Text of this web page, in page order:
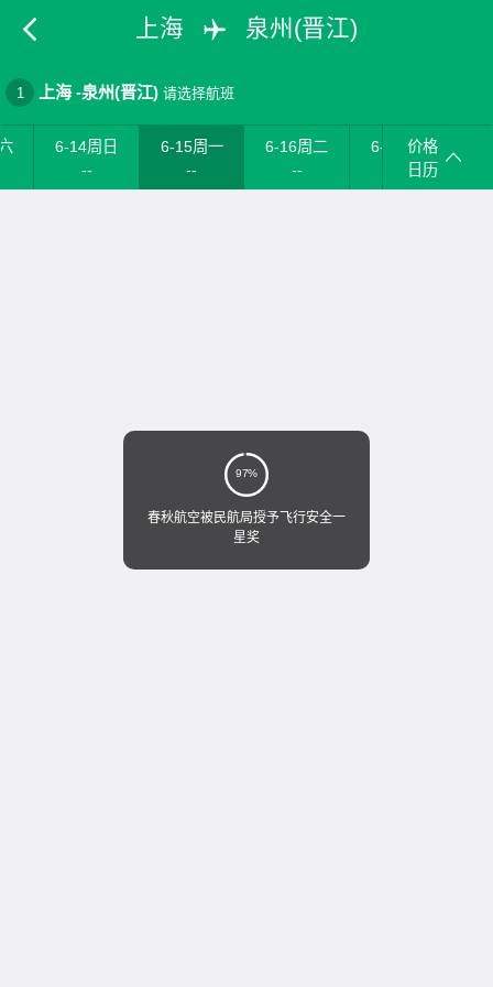
上海 泉州(晋江)
1 上海-泉州(晋江) 请选择航班
6-14周日
--
6-15周一
--
6-16周二
--
6-17周三
价格
日历
97%
春秋航空被民航局授予飞行安全一
星奖